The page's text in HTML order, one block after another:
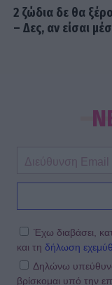
2 ζώδια δε θα
– Δες, αν είσαι
Έχω διαβάσει,
και τη δήλωση
Δηλώνω
βρίσκομαι υπό την